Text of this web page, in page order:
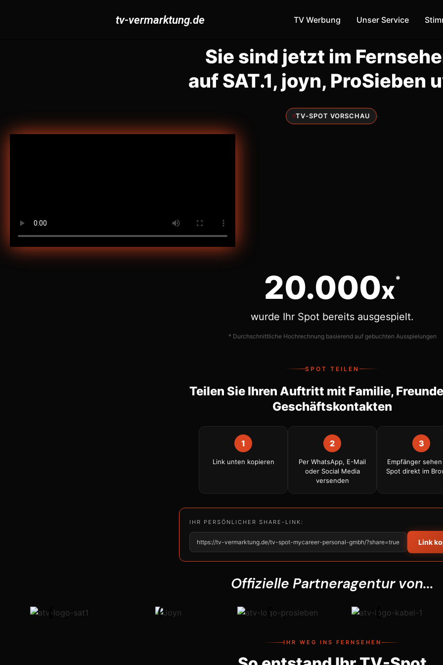
TV Werbung Unser Service
tv-vermarktung.de
Sie sind jetzt im
auf SAT.1, joyn, ProSieben
TV-SPOT VORSCHAU ·
20.000x*
wurde Ihr Spot bereits ausgespielt.
* Durchschnittliche Hochrechnung basierend auf gebuchten Ausspielungen
SPOT TEILEN
Teilen Sie Ihren Auftritt mit Familie,
Geschäftskontakten
1
Link unten kopieren
2
Per WhatsApp, E-Mail
oder Social Media
versenden
3
Empfänger
Spot direkt im
IHR PERSÖNLICHER SHARE-LINK:
https://tv-vermarktung.de/tv-spot-mycareer-personal-gmbh/?share=true Link
Offizielle Partneragentur von...
IHR WEG INS FERNSEHEN